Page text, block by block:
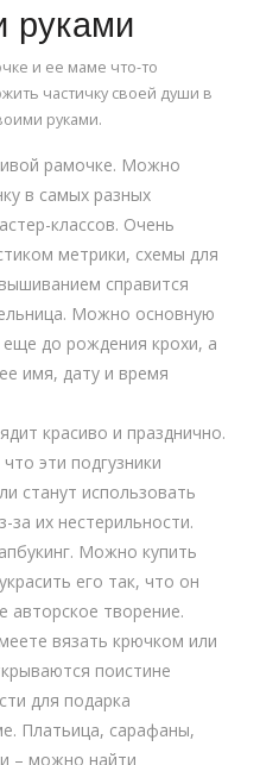
руками
и ее маме что-то
частичку своей души в
руками.
рамочке. Можно
в самых разных
классов. Очень
метрики, схемы для
справится
Можно основную
еще до рождения крохи, а
имя, дату и время
красиво и празднично.
эти подгузники
станут использовать
за их нестерильности.
Можно купить
его так, что он
авторское творение.
вязать крючком или
поистине
для подарка
Платьица, сарафаны,
– можно найти